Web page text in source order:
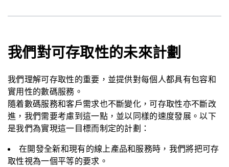
我們對可存取性的未來計劃
我們理解可存取性的重要，並提供對每個人都具有包容和
實用性的數碼服務。
隨着數碼服務和客戶需求也不斷變化，可存取性亦不斷改
進，我們需要考慮到這一點，並以同樣的速度發展。以下
是我們為實現這一目標而制定的計劃：
在開發全新和現有的線上產品和服務時，我們將把可存
取性視為一個平等的要求。